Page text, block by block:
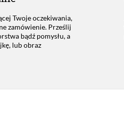
Twoje oczekiwania,
zamówienie. Prześlij
bądź pomysłu, a
lub obraz